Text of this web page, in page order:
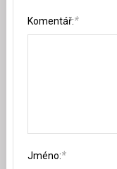
Komentář:*
Jméno:*